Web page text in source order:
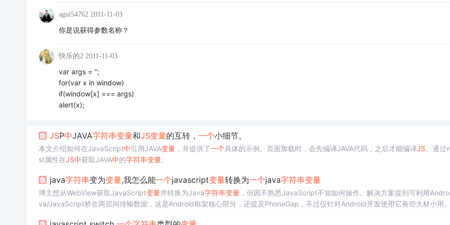
agui54762 2011-11-03
你是说获得参数名称？
快乐的2 2011-11-03
var args = '';
for(var x in window)
if(window[x] === args)
alert(x);
JSP中JAVA字符串变量和JS变量的互转， 一个小细节。
本文介绍如何在JavaScript中引用JAVA变量，并提供了一个具体的示例。页面加载时，会先编译JAVA代码，之后才能编译JS。通过
st属性在JS中获取JAVA中的字符串变量。
java字符串变为变量,我怎么能一个javascript变量转换为一个java字符串变量
博主想从WebView获取JavaScript变量并转换为Java字符串变量，但因不熟悉JavaScript不知如何操作。解决方案提到可利用
va/JavaScript桥在两层间传输数据，这是Android框架核心部分，还提及PhoneGap，不过仅针对Android开发使用它有些大材小用。